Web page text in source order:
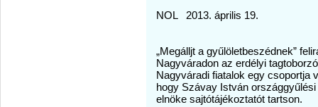
NOL 2013. április 19.
„Megálljt a gyűlöletbeszédnek”
Nagyváradon az erdélyi
Nagyváradi fiatalok egy csoportja
hogy Szávay István
elnöke sajtótájékoztatót tartson.